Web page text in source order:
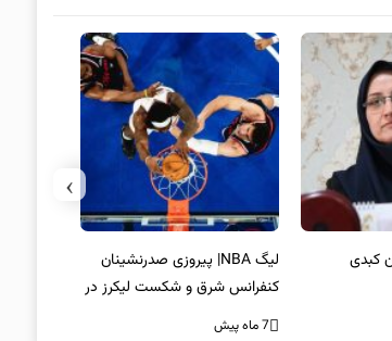
کبدی
لیگ NBA| پیروزی صدرنشینان
کنفرانس شرق و شکست لیکرز در
غیاب جیمز
7 ماه پیش
›